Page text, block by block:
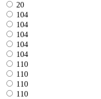
20
104
104
104
104
104
110
110
110
110